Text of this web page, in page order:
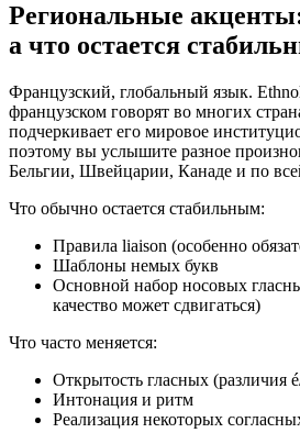
Региональные
а что остается
Французский, глобальный язык.
французском говорят во многих
подчеркивает его мировое
поэтому вы услышите разное
Бельгии, Швейцарии, Канаде и по
Что обычно остается стабильным:
Правила liaison (особенно
Шаблоны немых букв
Основной набор носовых
качество может сдвигаться)
Что часто меняется:
Открытость гласных (различия
Интонация и ритм
Реализация некоторых